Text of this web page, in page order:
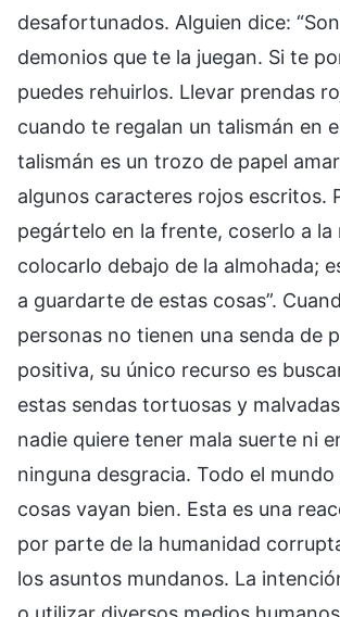
desafortunados. Alguien dice:
demonios que te la juegan. Si te
puedes rehuirlos. Llevar prendas
cuando te regalan un talismán en
talismán es un trozo de papel
algunos caracteres rojos escritos.
pegártelo en la frente, coserlo a la
colocarlo debajo de la almohada;
a guardarte de estas cosas”.
personas no tienen una senda de
positiva, su único recurso es
estas sendas tortuosas y
nadie quiere tener mala suerte ni
ninguna desgracia. Todo el mundo
cosas vayan bien. Esta es una
por parte de la humanidad
los asuntos mundanos. La